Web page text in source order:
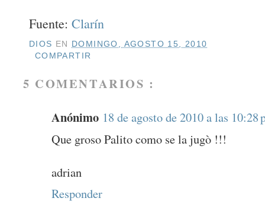
Fuente: Clarín
DIOS EN DOMINGO, AGOSTO 15, 2010
COMPARTIR
5 COMENTARIOS :
Anónimo 18 de agosto de 2010 a las 10:28
Que groso Palito como se la jugò !!!
adrian
Responder